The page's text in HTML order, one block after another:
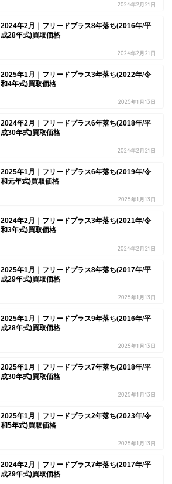
2024年2月21日
2024年2月｜フリードプラス8年落ち(2016年/平
成28年式)買取価格
2024年2月21日
2025年1月｜フリードプラス3年落ち(2022年/令
和4年式)買取価格
2025年1月13日
2024年2月｜フリードプラス6年落ち(2018年/平
成30年式)買取価格
2024年2月21日
2025年1月｜フリードプラス6年落ち(2019年/令
和元年式)買取価格
2025年1月13日
2024年2月｜フリードプラス3年落ち(2021年/令
和3年式)買取価格
2024年2月21日
2025年1月｜フリードプラス8年落ち(2017年/平
成29年式)買取価格
2025年1月13日
2025年1月｜フリードプラス9年落ち(2016年/平
成28年式)買取価格
2025年1月13日
2025年1月｜フリードプラス7年落ち(2018年/平
成30年式)買取価格
2025年1月13日
2025年1月｜フリードプラス2年落ち(2023年/令
和5年式)買取価格
2025年1月13日
2024年2月｜フリードプラス7年落ち(2017年/平
成29年式)買取価格